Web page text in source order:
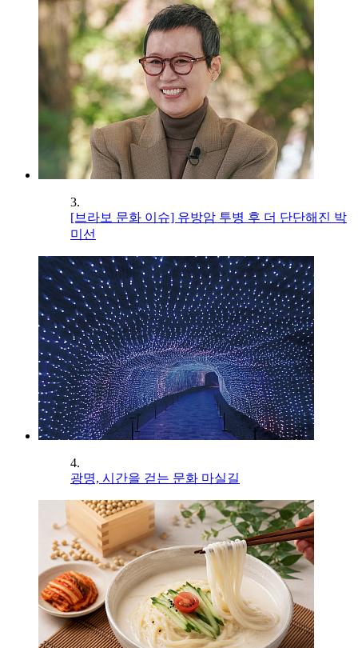
3.
[브라보 문화 이슈] 유방암 투병 후 더 단단해진 박
미선
4.
광명, 시간을 걷는 문화 마실길